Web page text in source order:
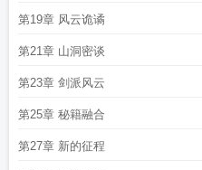
第19章 风云诡谲
第21章 山洞密谈
第23章 剑派风云
第25章 秘籍融合
第27章 新的征程